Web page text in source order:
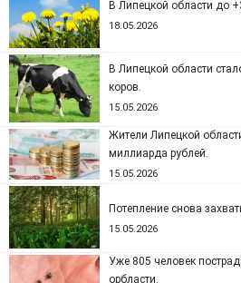
В Липецкой области до
18.05.2026
В Липецкой области
коров.
15.05.2026
Жители Липецкой
миллиарда рублей.
15.05.2026
Потепление снова
15.05.2026
Уже 805 человек
орбласти.